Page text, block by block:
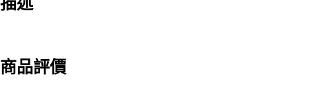
商品評價